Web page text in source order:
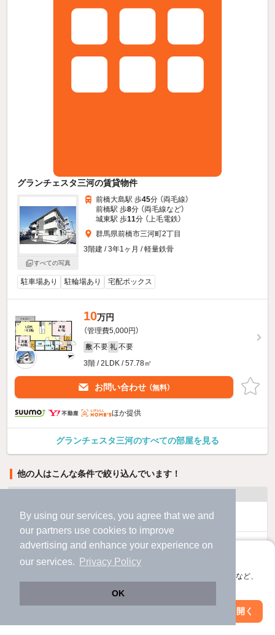
By using our services, you agree that we and
our partners use cookies to improve
advertising and enhance your experience on
our services.
Privacy Policy
OK
アプリに切り替えて、サクサクお部屋探し
会員登録なしですぐ使える。マップ検索やお気に入り保存など、
アプリを開く
グランチェスタ三河の賃貸物件
すべての写真
前橋大島駅 歩45分 （両毛線）
前橋駅 歩8分 （両毛線など）
城東駅 歩11分 （上毛電鉄）
群馬県前橋市三河町2丁目
3階建 / 3年1ヶ月 / 軽量鉄骨
駐車場あり 駐輪場あり 宅配ボックス
10万円
（管理費5,000円）
敷 不要 礼 不要
3階 / 2LDK / 57.78㎡
お問い合わせ （無料）
ほか提供
グランチェスタ三河のすべての部屋を見る
他の人はこんな条件で絞り込んでいます！
バス・トイレ別 2階以上
駐車場あり ペット相談
エアコンあり 都市ガス
絞り込み条件を変更